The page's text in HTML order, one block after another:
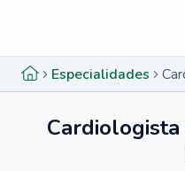
Especialidades